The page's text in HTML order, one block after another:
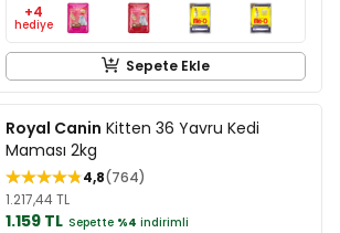
+4
hediye
Sepete Ekle
Royal Canin Kitten 36 Yavru Kedi
Maması 2kg
4,8 764
1.217,44 TL
1.159 TL Sepette %4 indirimli